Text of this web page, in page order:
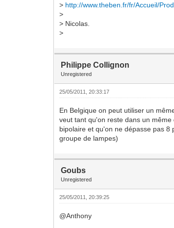
> http://www.theben.fr/fr/Accueil/
>
> Nicolas.
>
Philippe Collignon
Unregistered
25/05/2011, 20:33:17
En Belgique on peut utiliser un
veut tant qu'on reste dans un
bipolaire et qu'on ne dépasse pas 8
groupe de lampes)
Goubs
Unregistered
25/05/2011, 20:39:25
@Anthony